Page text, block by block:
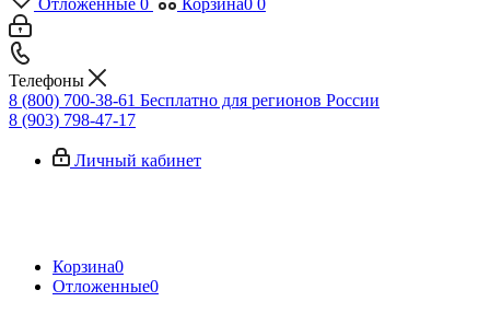
Отложенные 0 Корзина0 0
Телефоны
8 (800) 700-38-61 Бесплатно для регионов России
8 (903) 798-47-17
Личный кабинет
Корзина0
Отложенные0